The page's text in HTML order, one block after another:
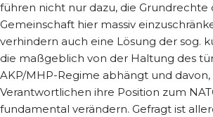
führen nicht nur dazu, die Grundrechte
Gemeinschaft hier massiv
verhindern auch eine Lösung der sog.
die maßgeblich von der Haltung des
AKP/MHP-Regime abhängt und davon,
Verantwortlichen ihre Position zum
fundamental verändern. Gefragt ist